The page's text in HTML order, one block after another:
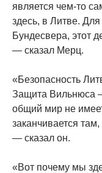
является чем-то
здесь, в Литве.
Бундесвера, этот
— сказал Мерц.
«Безопасность
Защита Вильнюса
общий мир не
заканчивается
— сказал он.
«Вот почему мы